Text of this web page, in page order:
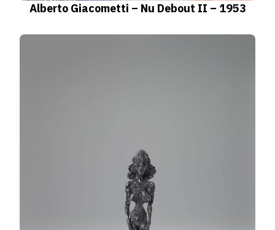
Alberto Giacometti – Nu Debout II – 1953